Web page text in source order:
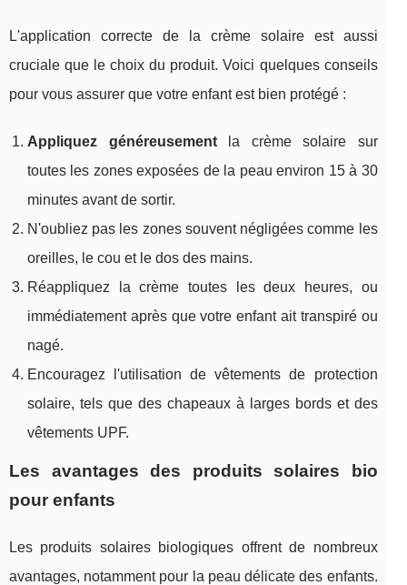
L'application correcte de la crème solaire est aussi
cruciale que le choix du produit. Voici quelques conseils
pour vous assurer que votre enfant est bien protégé :
Appliquez généreusementla crème solaire sur
toutes les zones exposées de la peau environ 15 à 30
minutes avant de sortir.
N'oubliez pas les zones souvent négligées comme les
oreilles, le cou et le dos des mains.
Réappliquez la crème toutes les deux heures, ou
immédiatement après que votre enfant ait transpiré ou
nagé.
Encouragez l'utilisation de vêtements de protection
solaire, tels que des chapeaux à larges bords et des
vêtements UPF.
Les avantages des produits solaires bio
pour enfants
Les produits solaires biologiques offrent de nombreux
avantages, notamment pour la peau délicate des enfants.